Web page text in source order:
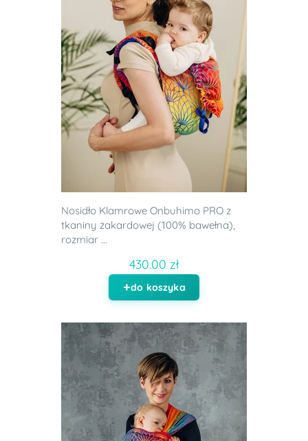
Nosidło Klamrowe Onbuhimo PRO z
tkaniny żakardowej (100% bawełna),
rozmiar ...
430.00 zł
do koszyka